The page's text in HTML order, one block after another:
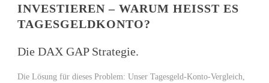
INVESTIEREN – WARUM HEISST ES T
AGESGELDKONTO?
Die DAX GAP Strategie.
Die Lösung für dieses Problem: Unser Tagesgeld-Konto-Vergleich,